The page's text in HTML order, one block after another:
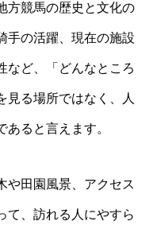
方競馬の歴史と文化の
手の活躍、現在の施設
など、「どんなところ
見る場所ではなく、人
ると言えます。
や田園風景、アクセス
て、訪れる人にやすら